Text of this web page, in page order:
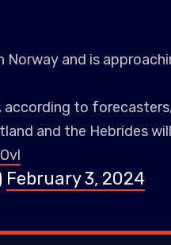
and is
to
and the Hebrides
February 3, 2024